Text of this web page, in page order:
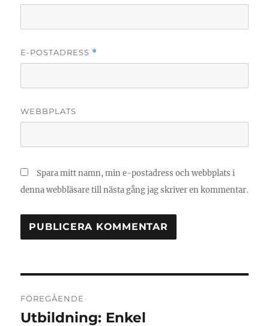
E-POSTADRESS *
WEBBPLATS
Spara mitt namn, min e-postadress och webbplats i
denna webbläsare till nästa gång jag skriver en kommentar.
FÖREGÅENDE
Föregående
Utbildning: Enkel